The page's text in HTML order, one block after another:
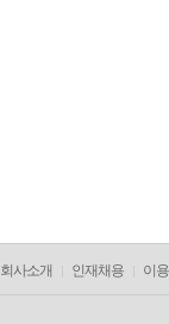
회사소개 인재채용 이